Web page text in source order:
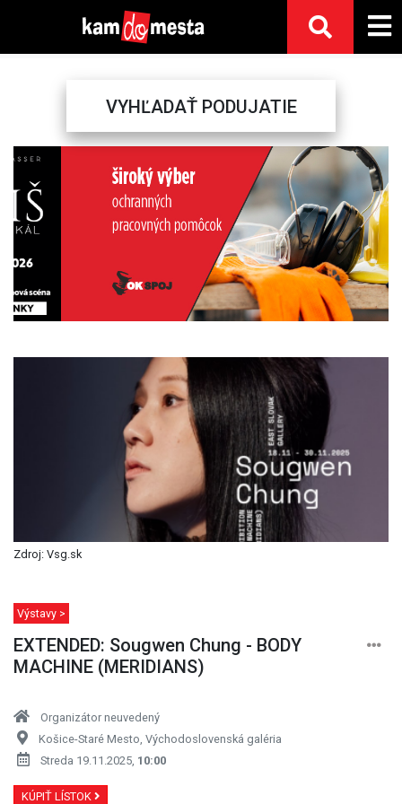
VYHĽADAŤ PODUJATIE
Next
Zdroj: Vsg.sk
Výstavy >
EXTENDED: Sougwen Chung - BODY
MACHINE (MERIDIANS)
Organizátor neuvedený
Košice-Staré Mesto, Východoslovenská galéria
Streda 19.11.2025, 10:00
KÚPIŤ LÍSTOK